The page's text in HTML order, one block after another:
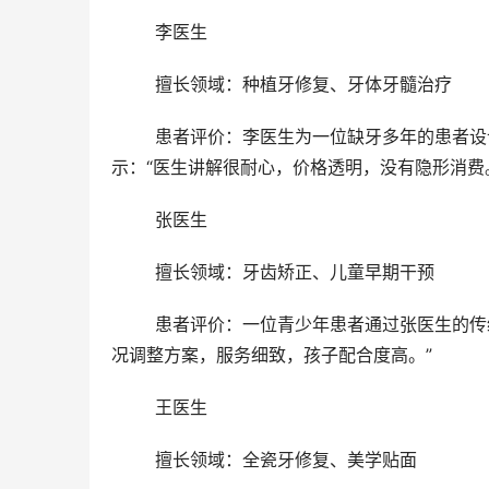
	李医生
	擅长领域：种植牙修复、牙体牙髓治疗
示：“医生讲解很耐心，价格透明，没有隐形消费
	张医生
	擅长领域：牙齿矫正、儿童早期干预
况调整方案，服务细致，孩子配合度高。”
	王医生
	擅长领域：全瓷牙修复、美学贴面